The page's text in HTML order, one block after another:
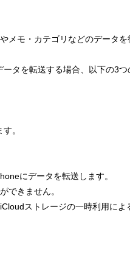
メモ・カテゴリなどのデータを
タを転送する場合、以下の3
。
にデータを転送します。
できません。
ストレージの一時利用によ